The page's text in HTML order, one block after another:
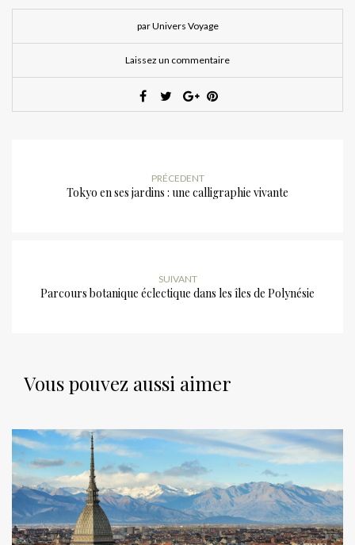
par Univers Voyage
Laissez un commentaire
PRÉCEDENT
Tokyo en ses jardins : une calligraphie vivante
SUIVANT
Parcours botanique éclectique dans les îles de Polynésie
Vous pouvez aussi aimer